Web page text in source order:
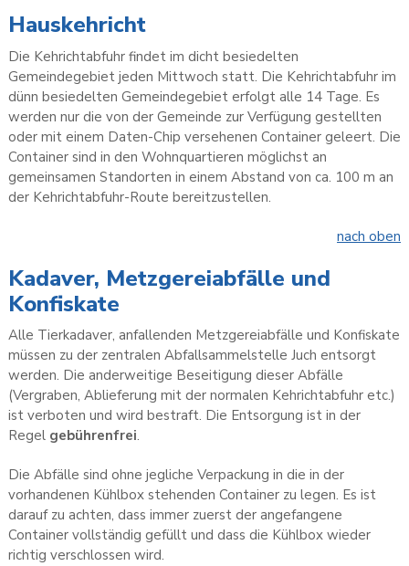
Hauskehricht
Die Kehrichtabfuhr findet im dicht besiedelten
Gemeindegebiet jeden Mittwoch statt. Die Kehrichtabfuhr im
dünn besiedelten Gemeindegebiet erfolgt alle 14 Tage. Es
werden nur die von der Gemeinde zur Verfügung gestellten
oder mit einem Daten-Chip versehenen Container geleert. Die
Container sind in den Wohnquartieren möglichst an
gemeinsamen Standorten in einem Abstand von ca. 100 m an
der Kehrichtabfuhr-Route bereitzustellen.
nach oben
Kadaver, Metzgereiabfälle und
Konfiskate
Alle Tierkadaver, anfallenden Metzgereiabfälle und Konfiskate
müssen zu der zentralen Abfallsammelstelle Juch entsorgt
werden. Die anderweitige Beseitigung dieser Abfälle
(Vergraben, Ablieferung mit der normalen Kehrichtabfuhr etc.)
ist verboten und wird bestraft. Die Entsorgung ist in der
Regel gebührenfrei.
Die Abfälle sind ohne jegliche Verpackung in die in der
vorhandenen Kühlbox stehenden Container zu legen. Es ist
darauf zu achten, dass immer zuerst der angefangene
Container vollständig gefüllt und dass die Kühlbox wieder
richtig verschlossen wird.